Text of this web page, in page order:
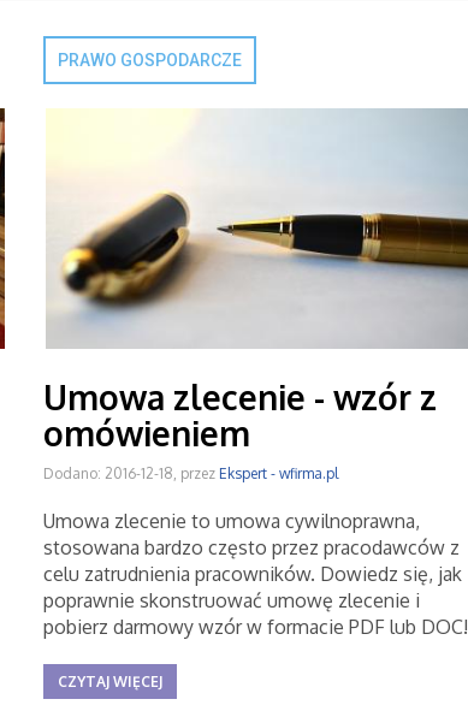
PRAWO GOSPODARCZE
Umowa zlecenie - wzór z
omówieniem
Dodano: 2016-12-18, przez Ekspert - wfirma.pl
Umowa zlecenie to umowa cywilnoprawna,
stosowana bardzo często przez pracodawców z
celu zatrudnienia pracowników. Dowiedz się, jak
poprawnie skonstruować umowę zlecenie i
pobierz darmowy wzór w formacie PDF lub DOC!
CZYTAJ WIĘCEJ